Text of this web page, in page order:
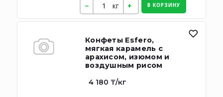
кг В КОРЗИНУ
Конфеты Esfero,
мягкая карамель с
арахисом, изюмом и
воздушным рисом
4 180 ₸/кг